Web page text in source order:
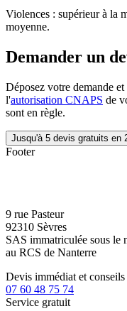
Violences : supérieur à la
moyenne.
Demander un
Déposez votre demande
l'autorisation CNAPS de
sont en règle.
Jusqu'à 5 devis gratuits en
Footer
9 rue Pasteur
92310 Sèvres
SAS immatriculée sous le
au RCS de Nanterre
Devis immédiat et
07 60 48 75 74
Service gratuit